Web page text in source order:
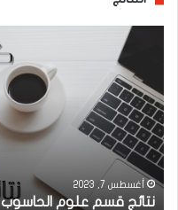
الحاسوب
أغسطس 7, 2023
نتائج قسم علوم الحاسوب